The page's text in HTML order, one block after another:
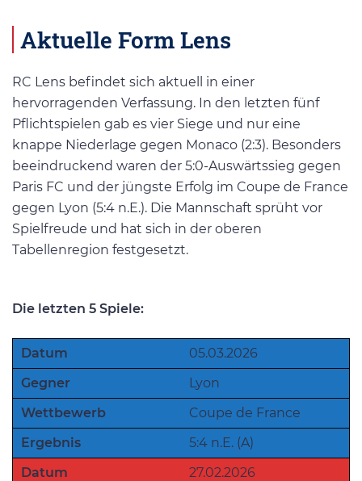
Aktuelle Form Lens
RC Lens befindet sich aktuell in einer
hervorragenden Verfassung. In den letzten fünf
Pflichtspielen gab es vier Siege und nur eine
knappe Niederlage gegen Monaco (2:3). Besonders
beeindruckend waren der 5:0-Auswärtssieg gegen
Paris FC und der jüngste Erfolg im Coupe de France
gegen Lyon (5:4 n.E.). Die Mannschaft sprüht vor
Spielfreude und hat sich in der oberen
Tabellenregion festgesetzt.
Die letzten 5 Spiele:
Datum
05.03.2026
Gegner
Lyon
Wettbewerb
Coupe de France
Ergebnis
5:4 n.E. (A)
Datum
27.02.2026